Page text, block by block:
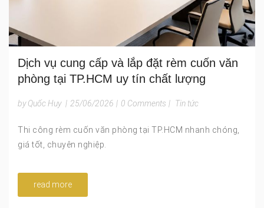
Dịch vụ cung cấp và lắp đặt rèm cuốn văn
phòng tại TP.HCM uy tín chất lượng
by Quốc Huy | 25/06/2026 | 0 Comments | Tin tức
Thi công rèm cuốn văn phòng tại TP.HCM nhanh chóng,
giá tốt, chuyên nghiệp.
read more